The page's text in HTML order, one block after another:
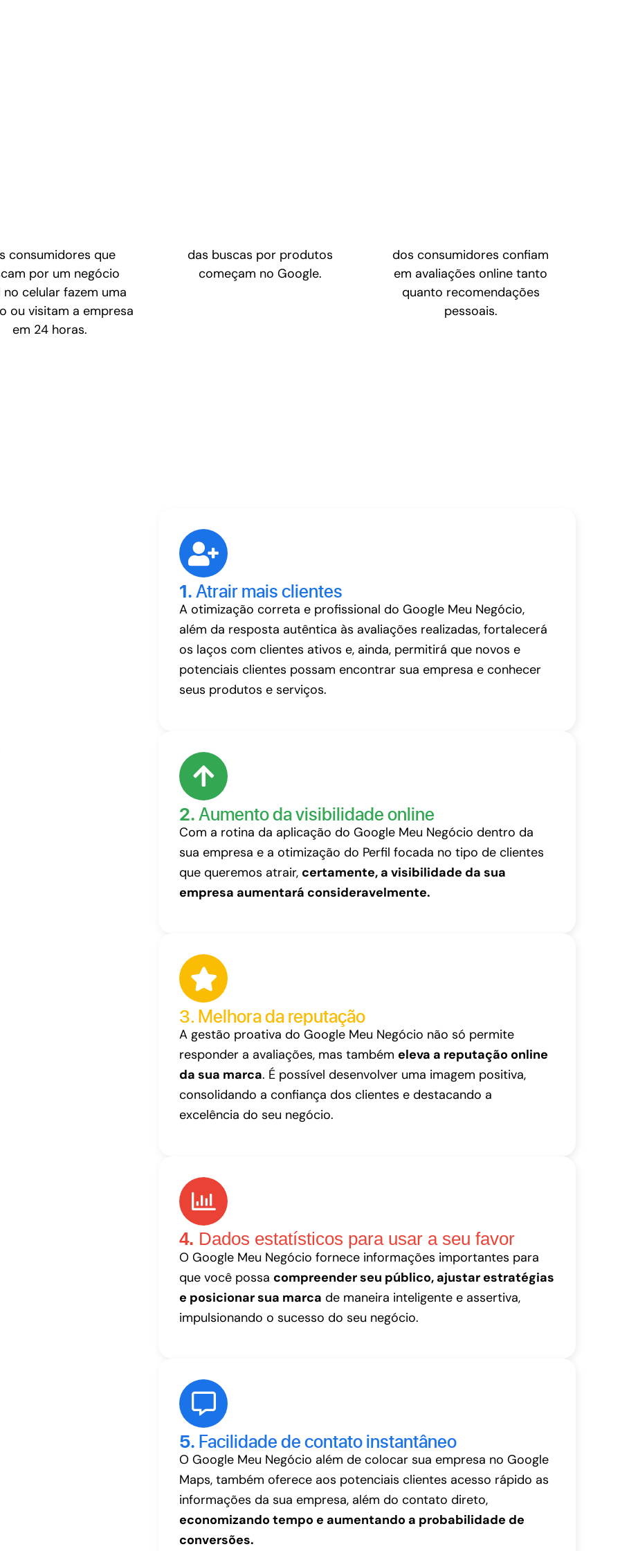
consumidores que
por um negócio
no celular fazem uma
ou visitam a empresa
em 24 horas.
das buscas por produtos
começam no Google.
dos consumidores confiam
em avaliações online tanto
quanto recomendações
pessoais.
1.Atrair mais clientes
A otimização correta e profissional do Google Meu Negócio,
além da resposta autêntica às avaliações realizadas, fortalecerá
os laços com clientes ativos e, ainda, permitirá que novos e
potenciais clientes possam encontrar sua empresa e conhecer
seus produtos e serviços.
2.Aumento da visibilidade online
Com a rotina da aplicação do Google Meu Negócio dentro da
sua empresa e a otimização do Perfil focada no tipo de clientes
que queremos atrair, certamente, a visibilidade da sua
empresa aumentará consideravelmente.
3. Melhora da reputação
A gestão proativa do Google Meu Negócio não só permite
responder a avaliações, mas também eleva a reputação online
da sua marca. É possível desenvolver uma imagem positiva,
consolidando a confiança dos clientes e destacando a
excelência do seu negócio.
4. Dados estatísticos para usar a seu favor
O Google Meu Negócio fornece informações importantes para
que você possa compreender seu público, ajustar estratégias
e posicionar sua marca de maneira inteligente e assertiva,
impulsionando o sucesso do seu negócio.
5. Facilidade de contato instantâneo
O Google Meu Negócio além de colocar sua empresa no Google
Maps, também oferece aos potenciais clientes acesso rápido as
informações da sua empresa, além do contato direto,
economizando tempo e aumentando a probabilidade de
conversões.